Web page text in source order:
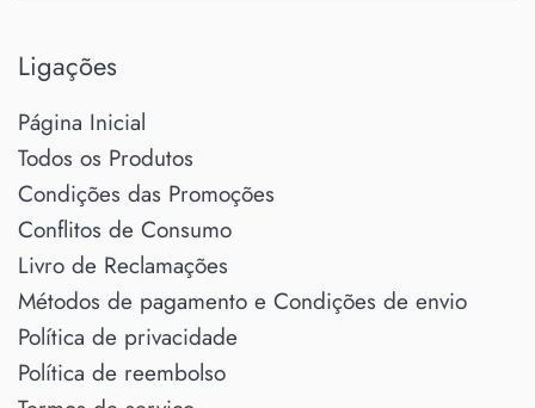
Ligações
Página Inicial
Todos os Produtos
Condições das Promoções
Conflitos de Consumo
Livro de Reclamações
Métodos de pagamento e Condições de envio
Política de privacidade
Política de reembolso